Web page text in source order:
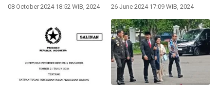
08 October 2024 18:52 WIB, 2024 26 June 2024 17:09 WIB, 2024